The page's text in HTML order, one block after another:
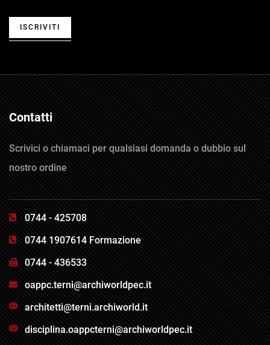
ISCRIVITI
Contatti
Scrivici o chiamaci per qualsiasi domanda o dubbio sul
nostro ordine
0744 - 425708
0744 1907614 Formazione
0744 - 436533
oappc.terni@archiworldpec.it
architetti@terni.archiworld.it
disciplina.oappcterni@archiworldpec.it